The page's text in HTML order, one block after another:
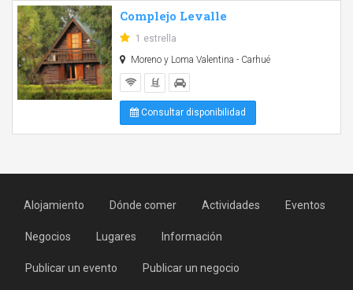
Complejo Levalle
1 estrella
Moreno y Loma Valentina - Carhué
Consultar disponibilidad
Alojamiento Dónde comer Actividades Eventos
Negocios Lugares Información
Publicar un evento Publicar un negocio